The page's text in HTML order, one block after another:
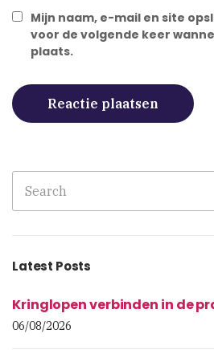
Mijn naam, e-mail en site
voor de volgende keer
plaats.
Search
for:
Latest Posts
Kringlopen verbinden in de
06/08/2026